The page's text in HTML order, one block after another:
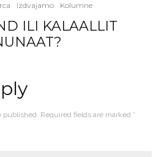
Izdvajamo Kolumne
ILI KALAALLIT
published. Required fields are marked *